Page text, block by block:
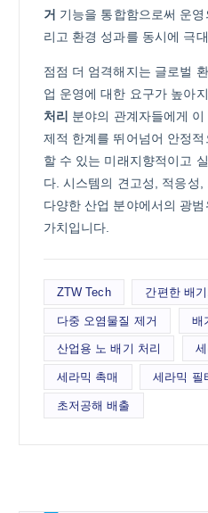
거 기능을 통합함으로써 운
리고 환경 성과를 동시에 극
점점 더 엄격해지는 글로벌
업 운영에 대한 요구가 높아
처리 분야의 관계자들에게
제적 한계를 뛰어넘어 안정적
할 수 있는 미래지향적이고
다. 시스템의 견고성, 적응성
다양한 산업 분야에서의 광
가치입니다.
ZTW Tech 간편한 배
다중 오염물질 제거 배
산업용 노 배기 처리
세라믹 촉매 세라믹 필
초저공해 배출